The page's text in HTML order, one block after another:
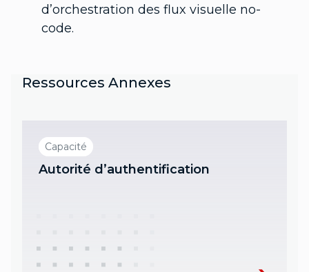
d’orchestration des flux visuelle no-
code.
Ressources Annexes
Capacité
Autorité d’authentification